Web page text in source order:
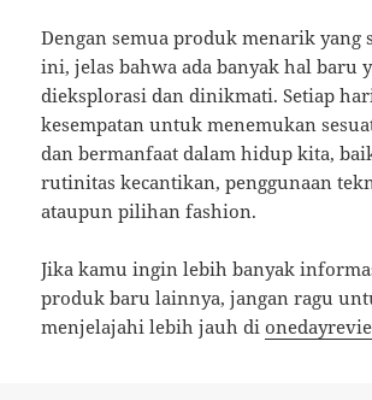
Dengan semua produk menarik yang
ini, jelas bahwa ada banyak hal baru
dieksplorasi dan dinikmati. Setiap
kesempatan untuk menemukan
dan bermanfaat dalam hidup kita,
rutinitas kecantikan, penggunaan
ataupun pilihan fashion.
Jika kamu ingin lebih banyak
produk baru lainnya, jangan ragu
menjelajahi lebih jauh di